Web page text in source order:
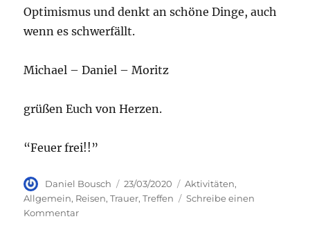
Optimismus und denkt an schöne Dinge, auch
wenn es schwerfällt.
Michael – Daniel – Moritz
grüßen Euch von Herzen.
“Feuer frei!!”
Autor
Daniel Bousch
Veröffentlicht
am
23/03/2020 Kategorien
Aktivitäten,
Allgemein, Reisen,Trauer,Treffen
Schreibe einen
Kommentarzu